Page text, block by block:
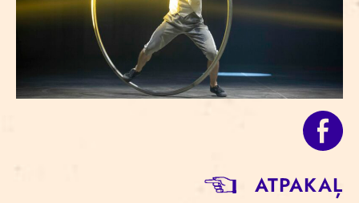
ATPAKAĻ